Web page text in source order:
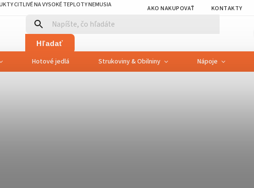
CITLIVÉ NA VYSOKÉ TEPLOTY NEMUSIA AKO NAKUPOVAŤ KONTAKTY
Hľadať
Hotové jedlá Strukoviny & Obilniny Nápoje